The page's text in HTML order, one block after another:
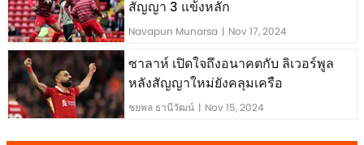
สัญญา 3 แข้งหลัก
Navapun Munarsa | Nov 17, 2024
ซาลาห์ เปิดใจถึงอนาคตกับ ลิเวอร์พูล
หลังสัญญาใหม่ยังคลุมเครือ
ชยพล ธานีวัฒน์ | Nov 15, 2024